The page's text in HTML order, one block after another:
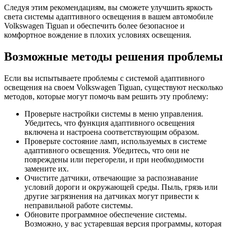
Следуя этим рекомендациям, вы сможете улучшить яркость
света системы адаптивного освещения в вашем автомобиле
Volkswagen Tiguan и обеспечить более безопасное и
комфортное вождение в плохих условиях освещения.
Возможные методы решения проблемы
Если вы испытываете проблемы с системой адаптивного
освещения на своем Volkswagen Tiguan, существуют несколько
методов, которые могут помочь вам решить эту проблему:
Проверьте настройки системы в меню управления.
Убедитесь, что функция адаптивного освещения
включена и настроена соответствующим образом.
Проверьте состояние ламп, используемых в системе
адаптивного освещения. Убедитесь, что они не
повреждены или перегорели, и при необходимости
замените их.
Очистите датчики, отвечающие за распознавание
условий дороги и окружающей среды. Пыль, грязь или
другие загрязнения на датчиках могут привести к
неправильной работе системы.
Обновите программное обеспечение системы.
Возможно, у вас устаревшая версия программы, которая